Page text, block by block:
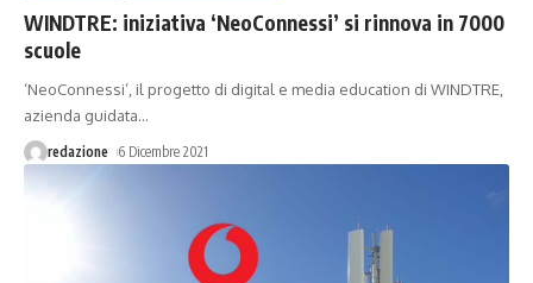
WINDTRE: iniziativa ‘NeoConnessi’ si rinnova in 7000
scuole
‘NeoConnessi’, il progetto di digital e media education di WINDTRE,
azienda guidata…
redazione 6 Dicembre 2021